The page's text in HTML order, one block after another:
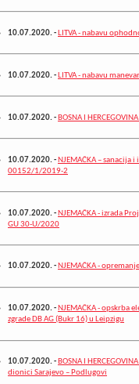
10.07.2020.- LITVA - nabavu
10.07.2020.- LITVA - nabavu
10.07.2020.- BOSNA I
10.07.2020.- NJEMAČKA –
00152/1/2019-2
10.07.2020.- NJEMAČKA - izrada
GU 30-U/2020
10.07.2020.-NJEMAČKA -
10.07.2020.-NJEMAČKA - opskrba
zgrade DB AG (Bukr 16) u Leipzigu
10.07.2020.-BOSNA I
dionici Sarajevo – Podlugovi